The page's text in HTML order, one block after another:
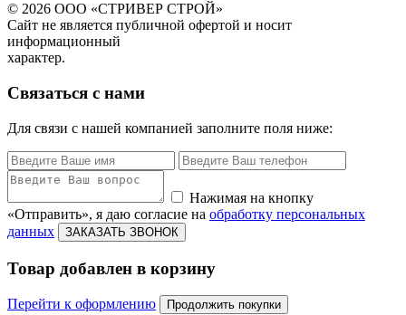
© 2026 ООО «СТРИВЕР СТРОЙ»
Сайт не является публичной офертой и носит
информационный
характер.
Связаться с нами
Для связи с нашей компанией заполните поля ниже:
Нажимая на кнопку
«Отправить», я даю согласие на обработку персональных
данных
ЗАКАЗАТЬ ЗВОНОК
Товар добавлен в корзину
Перейти к оформлению Продолжить покупки